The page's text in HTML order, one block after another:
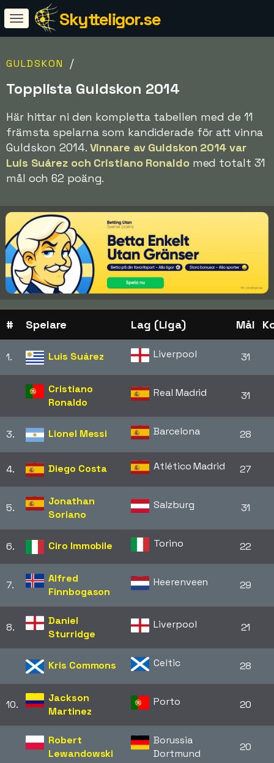
Skytteligor.se
GULDSKON /
Topplista Guldskon 2014
Här hittar ni den kompletta tabellen med de 11
främsta spelarna som kandiderade för att vinna
Guldskon 2014. Vinnare av Guldskon 2014 var
Luis Suárez och Cristiano Ronaldomed totalt 31
mål och 62 poäng.
# Spelare Lag (Liga) Mål
1. Luis Suárez Liverpool 31
Cristiano
Ronaldo
Real Madrid 31
3. Lionel Messi Barcelona 28
4. Diego Costa Atlético Madrid 27
5.
Jonathan
Soriano
Salzburg 31
6. Ciro Immobile Torino 22
7.
Alfred
Finnbogason
Heerenveen 29
8.
Daniel
Sturridge
Liverpool 21
Kris Commons Celtic 28
10.
Jackson
Martinez
Porto 20
Robert
Lewandowski
Borussia
Dortmund
20